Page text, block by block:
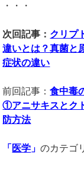
・・・
次回記事： クリプ
違いとは？真菌と
症状の違い
前回記事：食中毒
①アニサキスとク
防方法
「 医学 」のカテゴ